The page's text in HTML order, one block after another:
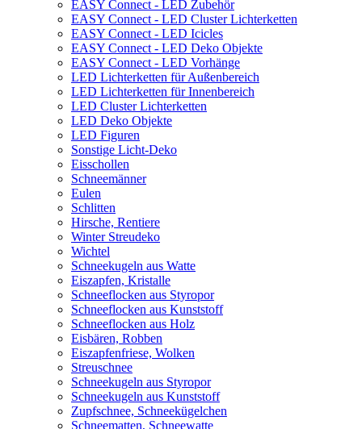
EASY Connect - LED Zubehör
EASY Connect - LED Cluster Lichterketten
EASY Connect - LED Icicles
EASY Connect - LED Deko Objekte
EASY Connect - LED Vorhänge
LED Lichterketten für Außenbereich
LED Lichterketten für Innenbereich
LED Cluster Lichterketten
LED Deko Objekte
LED Figuren
Sonstige Licht-Deko
Eisschollen
Schneemänner
Eulen
Schlitten
Hirsche, Rentiere
Winter Streudeko
Wichtel
Schneekugeln aus Watte
Eiszapfen, Kristalle
Schneeflocken aus Styropor
Schneeflocken aus Kunststoff
Schneeflocken aus Holz
Eisbären, Robben
Eiszapfenfriese, Wolken
Streuschnee
Schneekugeln aus Styropor
Schneekugeln aus Kunststoff
Zupfschnee, Schneekügelchen
Schneematten, Schneewatte